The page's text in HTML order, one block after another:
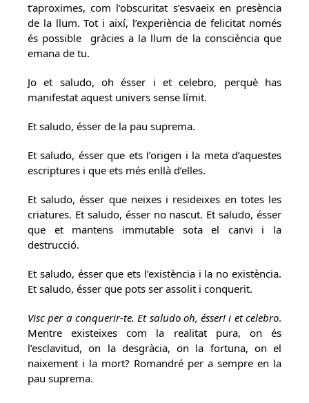
t’aproximes, com l’obscuritat s’esvaeix en presència
de la llum. Tot i així, l’experiència de felicitat només
és possible gràcies a la llum de la consciència que
emana de tu.
Jo et saludo, oh ésser i et celebro, perquè has
manifestat aquest univers sense límit.
Et saludo, ésser de la pau suprema.
Et saludo, ésser que ets l’origen i la meta d’aquestes
escriptures i que ets més enllà d’elles.
Et saludo, ésser que neixes i resideixes en totes les
criatures. Et saludo, ésser no nascut. Et saludo, ésser
que et mantens immutable sota el canvi i la
destrucció.
Et saludo, ésser que ets l’existència i la no existència.
Et saludo, ésser que pots ser assolit i conquerit.
Visc per a conquerir-te. Et saludo oh, ésser! i et celebro.
Mentre existeixes com la realitat pura, on és
l’esclavitud, on la desgràcia, on la fortuna, on el
naixement i la mort? Romandré per a sempre en la
pau suprema.